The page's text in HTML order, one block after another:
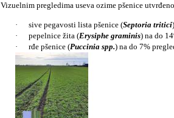
Vizuelnim pregledima useva ozime pšenice
· sive pegavosti lista pšenice (Septoria tritici
·
pepelnice žita (Erysiphe graminis) na do
·
rđe pšenice (Puccinia spp.) na do 7%